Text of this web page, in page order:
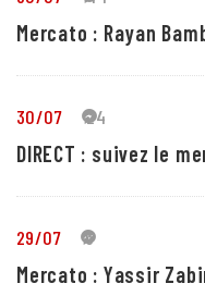
Mercato : Rayan
30/07 24
DIRECT : suivez le
29/07 5
Mercato : Yassir